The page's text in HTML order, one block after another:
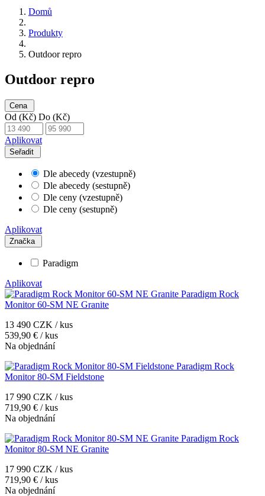
Domů
Produkty
Outdoor repro
Outdoor repro
Cena
Od (Kč) Do (Kč)
Aplikovat
Seřadit
Dle abecedy (vzestupně)
Dle abecedy (sestupně)
Dle ceny (vzestupně)
Dle ceny (sestupně)
Aplikovat
Značka
Paradigm
Aplikovat
Paradigm Rock
Monitor 60-SM NE Granite
13 490 CZK / kus
539,90 € / kus
Na objednání
Paradigm Rock
Monitor 80-SM Fieldstone
17 990 CZK / kus
719,90 € / kus
Na objednání
Paradigm Rock
Monitor 80-SM NE Granite
17 990 CZK / kus
719,90 € / kus
Na objednání